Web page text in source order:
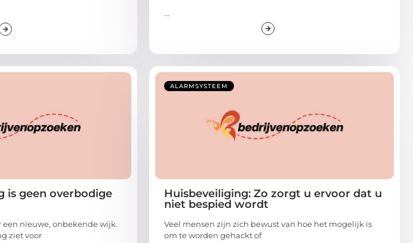
...
is geen overbodige
nieuwe, onbekende wijk.
ziet voor
ALARMSYSTEEM
Huisbeveiliging: Zo zorgt u ervoor dat u
niet bespied wordt
Veel mensen zijn zich bewust van hoe het mogelijk is
om te worden gehackt of